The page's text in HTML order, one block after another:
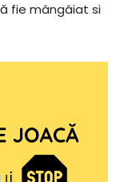
fie mângâiat si